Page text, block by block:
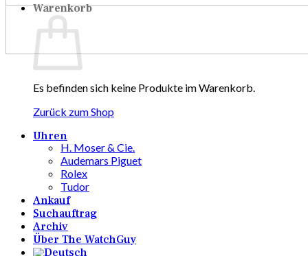
Warenkorb
Es befinden sich keine Produkte im Warenkorb.
Zurück zum Shop
Uhren
H. Moser & Cie.
Audemars Piguet
Rolex
Tudor
Ankauf
Suchauftrag
Archiv
Über The WatchGuy